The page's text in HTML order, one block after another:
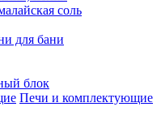
соль
для бани
блок
Печи и комплектующие